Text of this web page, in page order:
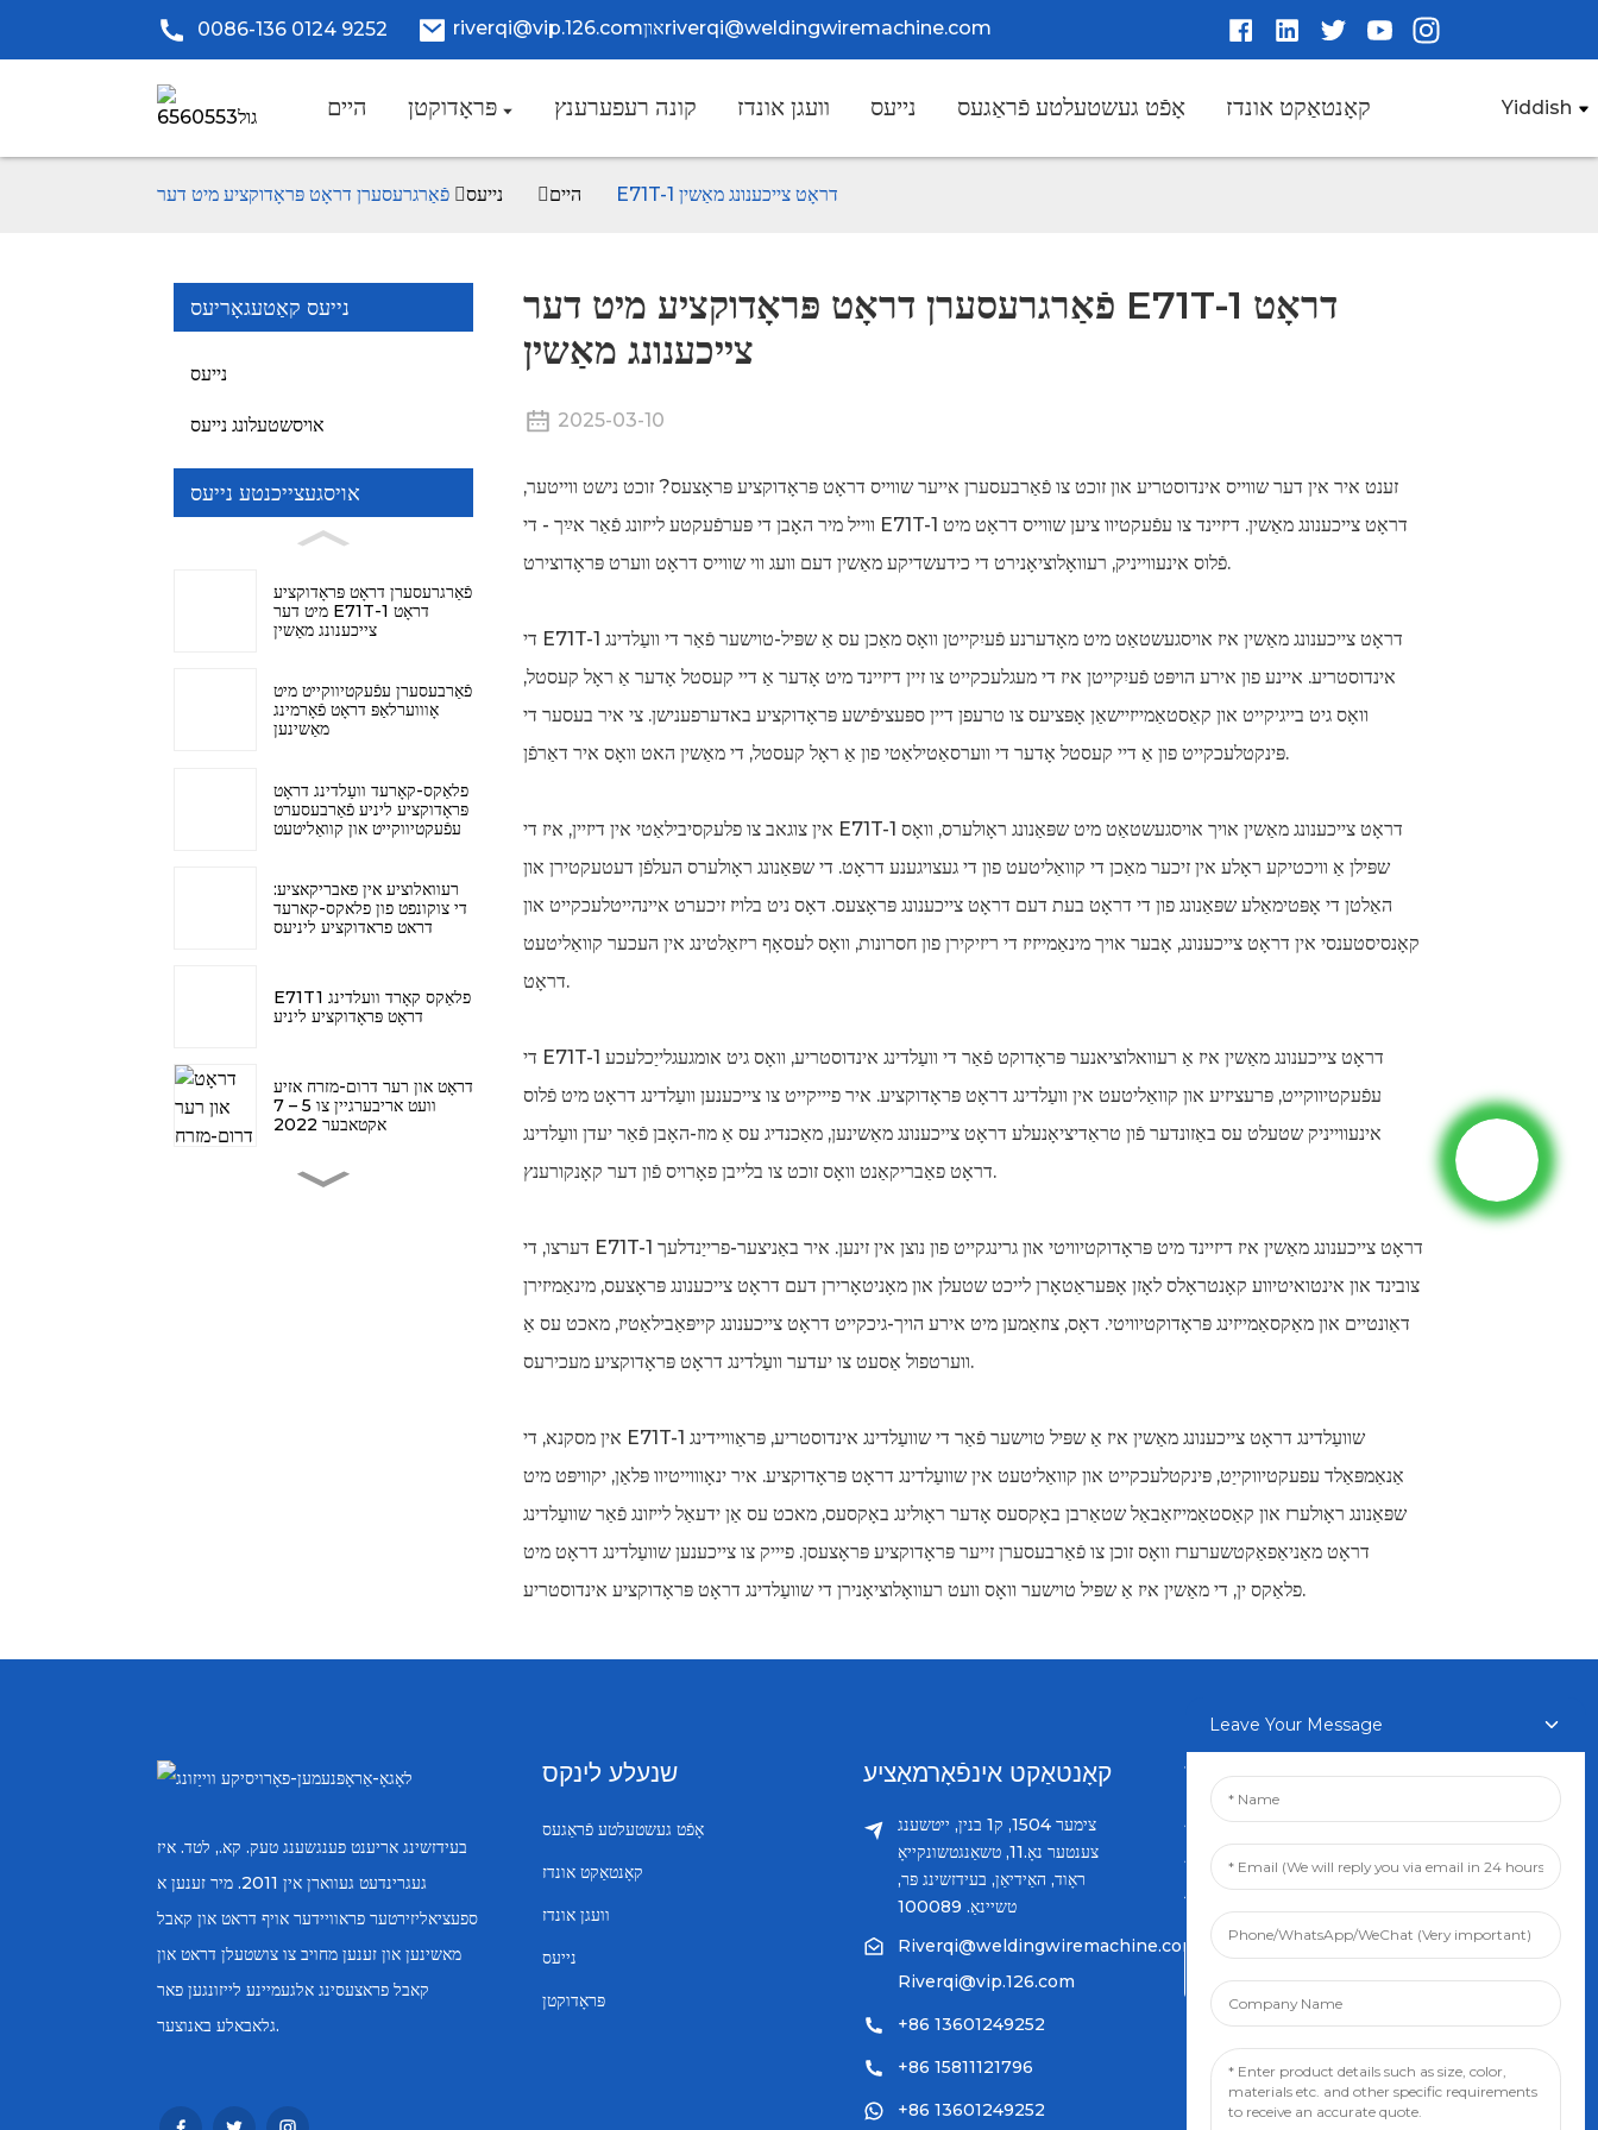
0086-136 0124 9252 riverqi@vip.126.comאוןriverqi@weldingwiremachine.com
היים פּראָדוקטן קונה רעפערענץ וועגן אונדז נייעס אָפֿט געשטעלטע פֿראַגעס קאָנטאַקט אונדז Yiddish
היים נייעס פֿאַרגרעסערן דראָט פּראָדוקציע מיט דער E71T-1 דראָט צייכענונג מאַשין
נייעס קאַטעגאָריעס
נייעס
אויסשטעלונג נייעס
אויסגעצייכנטע נייעס
פֿאַרגרעסערן דראָט פּראָדוקציע
מיט דער E71T-1 דראָט
צייכענונג מאַשין
פֿאַרבעסערן עפֿעקטיווקייט מיט
אָוווערלאַפּ דראָט פֿאָרמינג
מאַשינען
פלאַקס-קאָרעד וועַלדינג דראָט
פּראָדוקציע ליניע פֿאַרבעסערט
עפֿעקטיווקייט און קוואַליטעט
רעוואלוציע אין פאבריקאציע:
די צוקונפט פון פלאקס-קארעד
דראט פראדוקציע ליניעס
E71T1 פלאַקס קאָרד וועלדינג
דראָט פּראָדוקציע ליניע
דראָט און רער דרום-מזרח אזיע
וועט אריבערגיין צו 5 – 7
אקטאבער 2022
פֿאַרגרעסערן דראָט פּראָדוקציע מיט דער E71T-1 דראָט
צייכענונג מאַשין
2025-03-10
זענט איר אין דער שווייס אינדוסטריע און זוכט צו פֿאַרבעסערן אייער שווייס דראָט פּראָדוקציע פּראָצעס? זוכט נישט ווייטער,
ווייל מיר האָבן די פּערפֿעקטע לייזונג פֿאַר אײַך - די E71T-1 דראָט צייכענונג מאַשין. דיזיינד צו עפֿעקטיוו ציען שווייס דראָט מיט
פֿלוס אינעווייניק, רעוואָלוציאָנירט די כידעשדיקע מאַשין דעם וועג ווי שווייס דראָט ווערט פּראָדוצירט.
די E71T-1 דראָט צייכענונג מאַשין איז אויסגעשטאַט מיט מאָדערנע פֿעיִקייטן וואָס מאַכן עס אַ שפּיל-טוישער פֿאַר די וועַלדינג
אינדוסטריע. איינע פון ​​אירע הויפּט פֿעיִקייטן איז די מעגלעכקייט צו זיין דיזיינד מיט אָדער אַ דיי קעסטל אָדער אַ ראָל קעסטל,
וואָס גיט בייגיקייט און קאַסטאַמייזיישאַן אָפּציעס צו טרעפן דיין ספּעציפֿישע פּראָדוקציע באדערפענישן. צי איר בעסער די
פּינקטלעכקייט פון אַ דיי קעסטל אָדער די ווערסאַטילאַטי פון אַ ראָל קעסטל, די מאַשין האט וואָס איר דאַרפֿן.
אין צוגאב צו פלעקסיבילאַטי אין דיזיין, איז די E71T-1 דראָט צייכענונג מאַשין אויך אויסגעשטאַט מיט שפּאַנונג ראָולערס, וואָס
שפּילן אַ וויכטיקע ראָלע אין זיכער מאַכן די קוואַליטעט פון די געצויגענע דראָט. די שפּאַנונג ראָולערס העלפֿן דעטעקטירן און
האַלטן די אָפּטימאַלע שפּאַנונג פון די דראָט בעת דעם דראָט צייכענונג פּראָצעס. דאָס ניט בלויז זיכערט איינהייטלעכקייט און
קאָנסיסטענסי אין דראָט צייכענונג, אָבער אויך מינאַמייזיז די ריזיקירן פון חסרונות, וואָס לעסאָף ריזאַלטינג אין העכער קוואַליטעט
דראָט.
די E71T-1 דראָט צייכענונג מאַשין איז אַ רעוואלוציאנער פּראָדוקט פֿאַר די וועַלדינג אינדוסטריע, וואָס גיט אומגעגלייַכלעכע
עפֿעקטיווקייט, פּרעציזיע און קוואַליטעט אין וועַלדינג דראָט פּראָדוקציע. איר פיייקייט צו צייכענען וועַלדינג דראָט מיט פֿלוס
אינעווייניק שטעלט עס באַזונדער פֿון טראַדיציאָנעלע דראָט צייכענונג מאַשינען, מאַכנדיג עס אַ מוז-האָבן פֿאַר יעדן וועַלדינג
דראָט פאַבריקאַנט וואָס זוכט צו בלייבן פאָרויס פֿון דער קאָנקורענץ.
דערצו, די E71T-1 דראָט צייכענונג מאַשין איז דיזיינד מיט פּראָדוקטיוויטי און גרינגקייט פון נוצן אין זינען. איר באַניצער-פרייַנדלעך
צובינד און אינטואיטיווע קאָנטראָלס לאָזן אָפּעראַטאָרן לייכט שטעלן און מאָניטאָרירן דעם דראָט צייכענונג פּראָצעס, מינאַמיזירן
דאַונטיים און מאַקסאַמייזינג פּראָדוקטיוויטי. דאָס, צוזאַמען מיט אירע הויך-גיכקייט דראָט צייכענונג קייפּאַבילאַטיז, מאכט עס אַ
ווערטפול אַסעט צו יעדער וועַלדינג דראָט פּראָדוקציע מעכירעס.
אין מסקנא, די E71T-1 שוועַלדינג דראָט צייכענונג מאַשין איז אַ שפּיל טוישער פֿאַר די שוועַלדינג אינדוסטריע, פּראַוויידינג
אַנאַמפּאַלד עפעקטיווקייַט, פּינקטלעכקייט און קוואַליטעט אין שוועַלדינג דראָט פּראָדוקציע. איר ינאָוווייטיוו פּלאַן, יקוויפּט מיט
שפּאַנונג ראָולערז און קאַסטאַמייזאַבאַל שטאַרבן באָקסעס אָדער ראָולינג באָקסעס, מאכט עס אַן ידעאַל לייזונג פֿאַר שוועַלדינג
דראָט מאַניאַפאַקטשערערז וואָס זוכן צו פֿאַרבעסערן זייער פּראָדוקציע פּראָצעסן. פיייק צו צייכענען שוועַלדינג דראָט מיט
פלאַקס ין, די מאַשין איז אַ שפּיל טוישער וואָס וועט רעוואָלוציאָנירן די שוועַלדינג דראָט פּראָדוקציע אינדוסטריע.
בעידזשינג אריענט פענגשענג טעק. קא., לטד. איז
געגרינדעט געווארן אין 2011. מיר זענען א
ספעציאליזירטער פראוויידער אויף דראט און קאבל
מאשינען און זענען מחויב צו צושטעלן דראט און
קאבל פראצעסינג אלגעמיינע לייזונגען פאר
גלאבאלע באנוצער.
שנעלע לינקס
אָפֿט געשטעלטע פֿראַגעס
קאָנטאַקט אונדז
וועגן אונדז
נייעס
פּראָדוקטן
קאָנטאַקט אינפֿאָרמאַציע
צימער 1504, ק1 בנין, ייטשענג
צענטער נאָ.11, טשאַנגטשונקייאָ
ראָוד, האַידיאַן, בעידזשינג פּר,
טשיינאַ. 100089
Riverqi@weldingwiremachine.com
Riverqi@vip.126.com
+86 13601249252
+86 15811121796
+86 13601249252
נוזלעטערס
אַרייַן אייער בליצפּאָסט און מיר וועלן
שיקן איר די לעצטע אינפֿאָרמאַציע וועגן
Leave Your Message